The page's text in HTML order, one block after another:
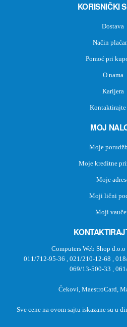
KORISNIČKI
Dostava
Način
Pomoć pri
O nama
Karijera
Kontaktirajte
MOJ
Moje
Moje kreditne
Moje
Moji lični
Moji
Computers Web Shop
011/712-95-36
021/210-12-68
069/13-500-33
Čekovi, MaestroCard,
Sve cene na ovom sajtu iskazane su u